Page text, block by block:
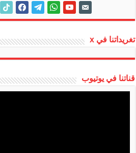
email-
alt
youtube
whatsapp
telegram
facebook
tiktok
تغريداتنا في x
قناتنا في يوتيوب